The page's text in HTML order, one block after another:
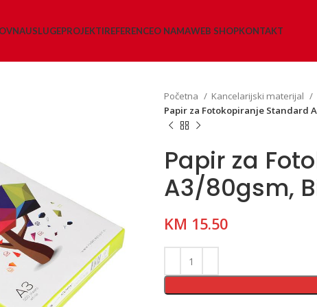
USLUGEPROJEKTIREFERENCEO NAMAWEB SHOPKONTAKT
Početna Kancelarijski materijal
Papir za Fotokopiranje Standard
Papir za
A3/80gsm,
KM 15.50